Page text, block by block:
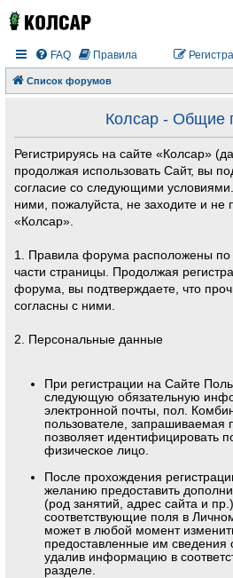
FAQ Правила
Список форумов
Колсар - Общие
Регистрируясь на сайте «Колсар»
продолжая использовать Сайт, вы
согласие со следующими
ними, пожалуйста, не заходите и не
«Колсар».
1. Правила форума расположены по
части страницы. Продолжая
форума, вы подтверждаете, что
согласны с ними.
2. Персональные данные
При регистрации на Сайте
следующую обязательную
электронной почты, пол.
пользователе, запрашиваемая
позволяет идентифицировать
физическое лицо.
После прохождения
желанию предоставить
(род занятий, адрес сайта и
соответствующие поля в
может в любой момент
предоставленные им сведения
удалив информацию в
разделе.